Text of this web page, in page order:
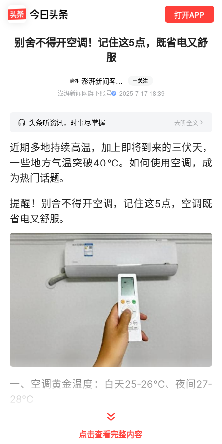
打开APP
别舍不得开空调！记住这5点，既省电又舒
服
澎湃新闻客户端 关注
澎湃新闻网旗下账号
  2025-7-17 18:39
头条听资讯，时事尽掌握 去听全文
近期多地持续高温，加上即将到来的三伏天，
一些地方气温突破40℃。如何使用空调，成
为热门话题。
提醒！别舍不得开空调，记住这5点，空调既
省电又舒服。
一、空调黄金温度：白天25-26℃、夜间27-
28℃
日常空调温度建议设置在26℃-28℃的“黄金
区间”，这个区间不会因为温度太低导致空调
点击查看完整内容